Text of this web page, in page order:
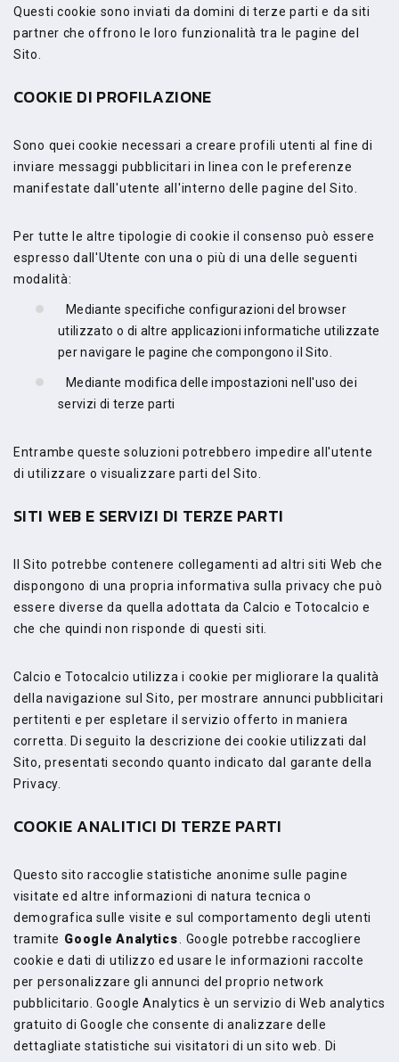
Questi cookie sono inviati da domini di terze parti e da siti
partner che offrono le loro funzionalità tra le pagine del
Sito.
COOKIE DI PROFILAZIONE
Sono quei cookie necessari a creare profili utenti al fine di
inviare messaggi pubblicitari in linea con le preferenze
manifestate dall'utente all'interno delle pagine del Sito.
Per tutte le altre tipologie di cookie il consenso può essere
espresso dall'Utente con una o più di una delle seguenti
modalità:
Mediante specifiche configurazioni del browser
utilizzato o di altre applicazioni informatiche utilizzate
per navigare le pagine che compongono il Sito.
Mediante modifica delle impostazioni nell'uso dei
servizi di terze parti
Entrambe queste soluzioni potrebbero impedire all'utente
di utilizzare o visualizzare parti del Sito.
SITI WEB E SERVIZI DI TERZE PARTI
Il Sito potrebbe contenere collegamenti ad altri siti Web che
dispongono di una propria informativa sulla privacy che può
essere diverse da quella adottata da Calcio e Totocalcio e
che che quindi non risponde di questi siti.
Calcio e Totocalcio utilizza i cookie per migliorare la qualità
della navigazione sul Sito, per mostrare annunci pubblicitari
pertitenti e per espletare il servizio offerto in maniera
corretta. Di seguito la descrizione dei cookie utilizzati dal
Sito, presentati secondo quanto indicato dal garante della
Privacy.
COOKIE ANALITICI DI TERZE PARTI
Questo sito raccoglie statistiche anonime sulle pagine
visitate ed altre informazioni di natura tecnica o
demografica sulle visite e sul comportamento degli utenti
tramite Google Analytics
. Google potrebbe raccogliere
cookie e dati di utilizzo ed usare le informazioni raccolte
per personalizzare gli annunci del proprio network
pubblicitario. Google Analytics è un servizio di Web analytics
gratuito di Google che consente di analizzare delle
dettagliate statistiche sui visitatori di un sito web. Di